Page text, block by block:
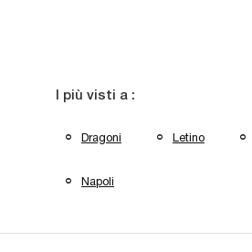
I più visti a :
Dragoni Letino
Napoli